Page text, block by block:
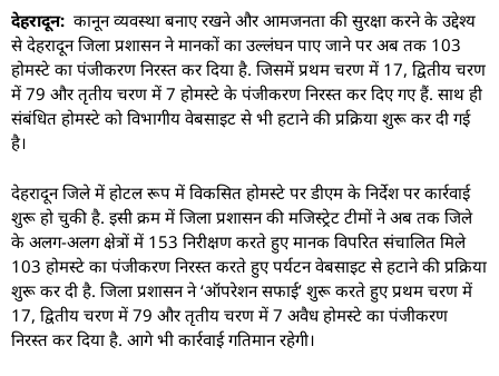
देहरादून: कानून व्यवस्था बनाए रखने और आमजनता की सुरक्षा करने के उद्देश्य
से देहरादून जिला प्रशासन ने मानकों का उल्लंघन पाए जाने पर अब तक 103
होमस्टे का पंजीकरण निरस्त कर दिया है. जिसमें प्रथम चरण में 17, द्वितीय चरण
में 79 और तृतीय चरण में 7 होमस्टे के पंजीकरण निरस्त कर दिए गए हैं. साथ ही
संबंधित होमस्टे को विभागीय वेबसाइट से भी हटाने की प्रक्रिया शुरू कर दी गई
है।
देहरादून जिले में होटल रूप में विकसित होमस्टे पर डीएम के निर्देश पर कार्रवाई
शुरू हो चुकी है. इसी क्रम में जिला प्रशासन की मजिस्ट्रेट टीमों ने अब तक जिले
के अलग-अलग क्षेत्रों में 153 निरीक्षण करते हुए मानक विपरित संचालित मिले
103 होमस्टे का पंजीकरण निरस्त करते हुए पर्यटन वेबसाइट से हटाने की प्रक्रिया
शुरू कर दी है. जिला प्रशासन ने ‘ऑपरेशन सफाई’ शुरू करते हुए प्रथम चरण में
17, द्वितीय चरण में 79 और तृतीय चरण में 7 अवैध होमस्टे का पंजीकरण
निरस्त कर दिया है. आगे भी कार्रवाई गतिमान रहेगी।